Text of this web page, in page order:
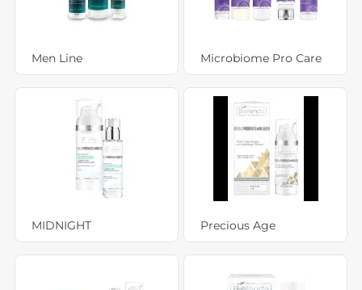
Men Line Microbiome Pro Care
MIDNIGHT Precious Age